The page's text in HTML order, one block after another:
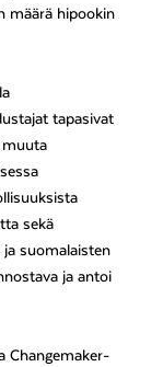
määrä hipookin
tapasivat
muuta
sekä
suomalaisten
ja antoi
Changemaker-